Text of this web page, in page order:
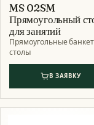
MS 02SM
Прямоугольный
для занятий
Прямоугольные
столы
В ЗАЯВКУ